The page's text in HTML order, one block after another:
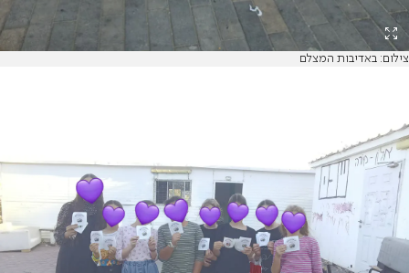
צילום: באדיבות המצלם